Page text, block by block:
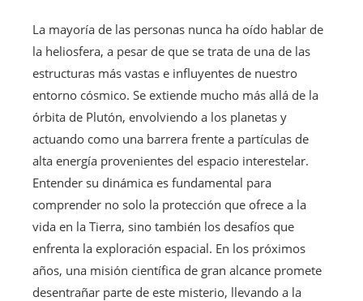
La mayoría de las personas nunca ha oído hablar de
la heliosfera, a pesar de que se trata de una de las
estructuras más vastas e influyentes de nuestro
entorno cósmico. Se extiende mucho más allá de la
órbita de Plutón, envolviendo a los planetas y
actuando como una barrera frente a partículas de
alta energía provenientes del espacio interestelar.
Entender su dinámica es fundamental para
comprender no solo la protección que ofrece a la
vida en la Tierra, sino también los desafíos que
enfrenta la exploración espacial. En los próximos
años, una misión científica de gran alcance promete
desentrañar parte de este misterio, llevando a la